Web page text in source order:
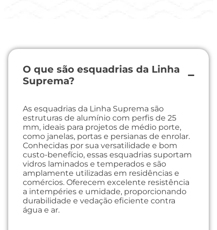
O que são esquadrias da Linha
Suprema?
As esquadrias da Linha Suprema são
estruturas de alumínio com perfis de 25
mm, ideais para projetos de médio porte,
como janelas, portas e persianas de enrolar.
Conhecidas por sua versatilidade e bom
custo-benefício, essas esquadrias suportam
vidros laminados e temperados e são
amplamente utilizadas em residências e
comércios. Oferecem excelente resistência
a intempéries e umidade, proporcionando
durabilidade e vedação eficiente contra
água e ar.